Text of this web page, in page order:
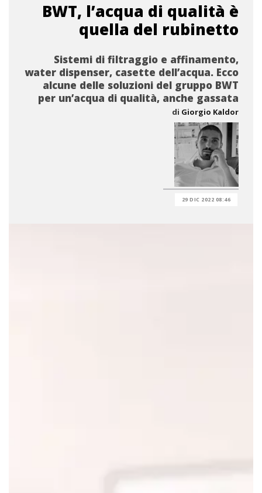
BWT, l’acqua di qualità è
quella del rubinetto
Sistemi di filtraggio e affinamento,
water dispenser, casette dell’acqua. Ecco
alcune delle soluzioni del gruppo BWT
per un’acqua di qualità, anche gassata
di Giorgio Kaldor
29 DIC 2022 08:46